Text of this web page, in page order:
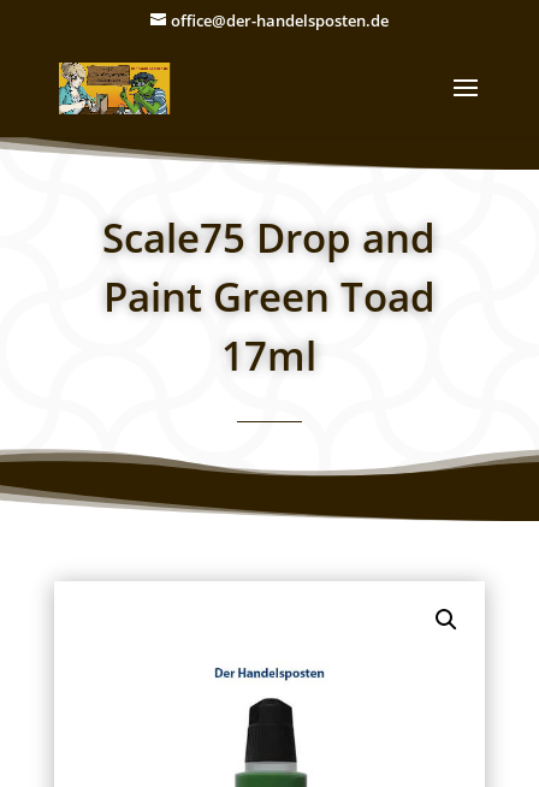
office@der-handelsposten.de
Scale75 Drop and
Paint Green Toad
17ml